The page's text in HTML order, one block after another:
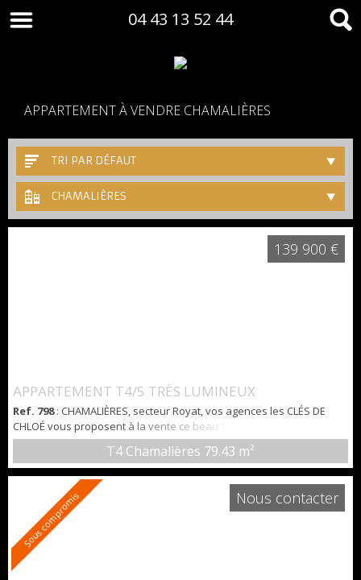
04 43 13 52 44
APPARTEMENT À VENDRE CHAMALIÈRES
TRI PAR DÉFAUT
CHAMALIÈRES
APPARTEMENT T4/5 TRÈS LUMINEUX
Ref. 798: CHAMALIÈRES, secteur Royat, vos agences les CLÉS DE
CHLOÉ vous proposent à la vente ce beau T4 traversant d'environ
80m2 situé au 2eme étage surélevé avec ascenseur dans une
résidence sécurisée avec gardien proche du casino de ROYAT.
L'ENVIRONNEMENT : Nichée dans un secteur résidentiel à deux pas
du Parc Bargoin, cette propriété très bien entretenue est proche
des commodités et des tran...
T4 Chamalières 79.43 m²
139 900 €
Sous compromis Nous contacter